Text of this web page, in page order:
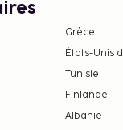
par jour
: 60
ne
ne pas être
Grèce
États-Unis
Tunisie
Finlande
Albanie